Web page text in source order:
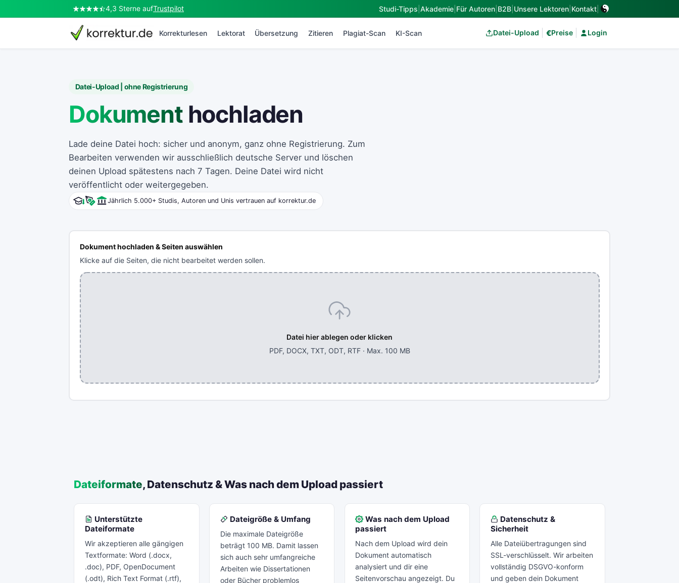
4,3 Sterne aufTrustpilot Studi-Tipps Akademie Für Autoren B2B Unsere Lektoren Kontakt
korrektur.de Korrekturlesen Lektorat Übersetzung Zitieren Plagiat-Scan KI-Scan Datei-Upload €Preise Login
Datei-Upload | ohne Registrierung
Dokumenthochladen
Lade deine Datei hoch: sicher und anonym, ganz ohne Registrierung. Zum
Bearbeiten verwenden wir ausschließlich deutsche Server und löschen
deinen Upload spätestens nach 7 Tagen. Deine Datei wird nicht
veröffentlicht oder weitergegeben.
Jährlich 5.000+ Studis, Autoren und Unis vertrauen auf korrektur.de
Dokument hochladen & Seiten auswählen
Klicke auf die Seiten, die nicht bearbeitet werden sollen.
Datei hier ablegen oder klicken
PDF, DOCX, TXT, ODT, RTF · Max. 100 MB
Dateiformate, Datenschutz & Was nach dem Upload passiert
Unterstützte
Dateiformate
Wir akzeptieren alle gängigen
Textformate: Word (.docx,
.doc), PDF, OpenDocument
(.odt), Rich Text Format (.rtf),
Dateigröße & Umfang
Die maximale Dateigröße
beträgt 100 MB. Damit lassen
sich auch sehr umfangreiche
Arbeiten wie Dissertationen
oder Bücher problemlos
Was nach dem Upload
passiert
Nach dem Upload wird dein
Dokument automatisch
analysiert und dir eine
Seitenvorschau angezeigt. Du
Datenschutz &
Sicherheit
Alle Dateiübertragungen sind
SSL-verschlüsselt. Wir arbeiten
vollständig DSGVO-konform
und geben dein Dokument